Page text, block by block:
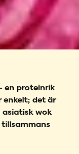
en proteinrik
enkelt; det är
asiatisk wok
tillsammans